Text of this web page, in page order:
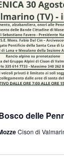
delle
Cison di